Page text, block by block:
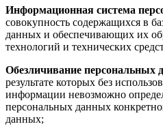
Информационная система
совокупность содержащихся в
данных и обеспечивающих их
технологий и технических
Обезличивание персональных
результате которых без
информации невозможно
персональных данных
данных;